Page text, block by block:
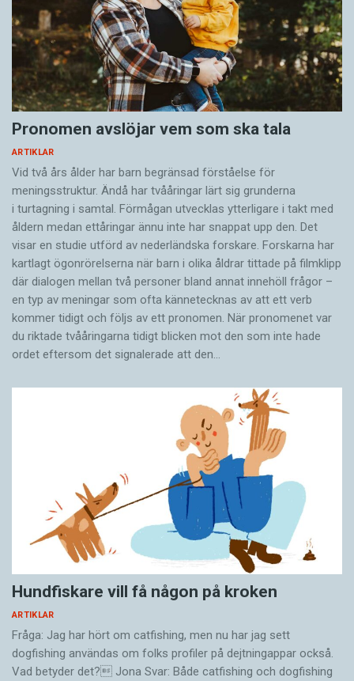
Pronomen avslöjar vem som ska tala
ARTIKLAR
Vid två års ålder har barn begränsad förståelse för
meningsstruktur. Ändå har tvååringar lärt sig grunderna
i turtagning i samtal. Förmågan utvecklas ytterligare i takt med
åldern medan ettåringar ännu inte har snappat upp den. Det
visar en studie utförd av nederländska forskare. Forskarna har
kartlagt ögonrörelserna när barn i olika åldrar tittade på filmklipp
där dialogen mellan två personer bland annat innehöll frågor –
en typ av meningar som ofta kännetecknas av att ett verb
kommer tidigt och följs av ett pronomen. När pronomenet var
du riktade tvååringarna tidigt blicken mot den som inte hade
ordet eftersom det ­signalerade att den…
Hundfiskare vill få någon på kroken
ARTIKLAR
Fråga: Jag har hört om catfishing, men nu har jag sett
dogfishing användas om folks profiler på dejtningappar också.
Vad betyder det? Jona Svar: Både catfishing och dogfishing